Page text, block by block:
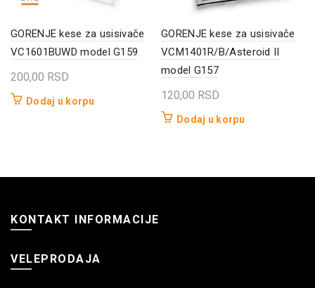
GORENJE kese za usisivače
VC1601BUWD model G159
200,00 RSD
Dodaj u korpu
GORENJE kese za usisivače
VCM1401R/B/Asteroid II
model G157
120,00 RSD
Dodaj u korpu
KONTAKT INFORMACIJE
VELEPRODAJA